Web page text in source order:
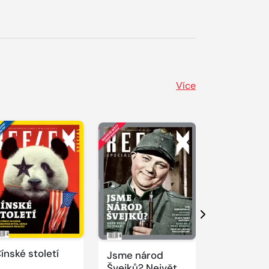
Více
století
Jsme národ
Další